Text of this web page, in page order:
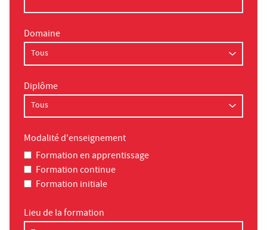
Domaine
Diplôme
Modalité d'enseignement
Formation en apprentissage
Formation continue
Formation initiale
Lieu de la formation